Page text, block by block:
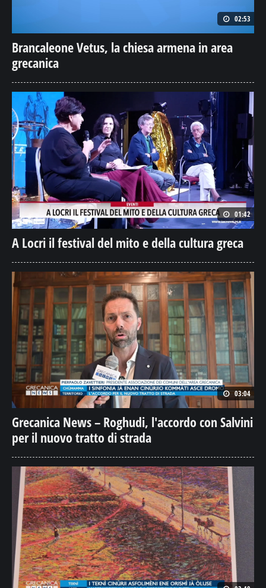
02:53
Brancaleone Vetus, la chiesa armena in area
grecanica
01:42
A Locri il festival del mito e della cultura greca
03:04
Grecanica News – Roghudi, l'accordo con Salvini
per il nuovo tratto di strada